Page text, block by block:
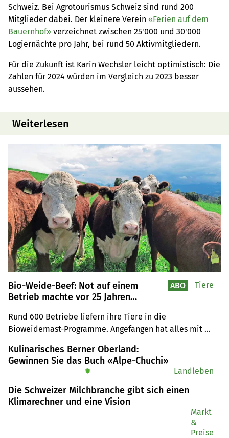
Schweiz. Bei Agrotourismus Schweiz sind rund 200
Mitglieder dabei. Der kleinere Verein «Ferien auf dem
Bauernhof» verzeichnet zwischen 25'000 und 30'000
Logiernächte pro Jahr, bei rund 50 Aktivmitgliedern.
Für die Zukunft ist Karin Wechsler leicht optimistisch: Die
Zahlen für 2024 würden im Vergleich zu 2023 besser
aussehen.
Weiterlesen
Bio-Weide-Beef: Not auf einem
Betrieb machte vor 25 Jahren
Rund 600 Betriebe liefern ihre Tiere in die
Bioweidemast-Programme. Angefangen hat alles mit
Interessensgemeinschaft ihr 25. Jubiläum.
ABO Tiere
Kulinarisches Berner Oberland:
Gewinnen Sie das Buch «Alpe-Chuchi»
✹ Landleben
Die Schweizer Milchbranche gibt sich einen
Klimarechner und eine Vision
Markt
&
Preise